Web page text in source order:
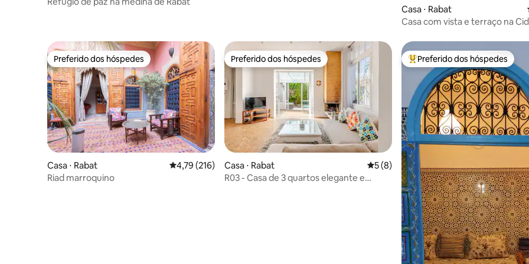
Casa ⋅ Rabat
Casa com vista e terraço na
Preferido dos hóspedes
Preferido dos hóspedes
Casa ⋅ Rabat 4,79 de uma avaliação média de 5, 216 avaliações
4,79 (216)
Riad marroquino
Preferido dos hóspedes
Preferido dos hóspedes
Casa ⋅ Rabat 5 de uma avaliação média de 5, 8
5 (8)
R03 - Casa de 3 quartos elegante e
Entre os melhores preferidos
Preferido dos hóspedes